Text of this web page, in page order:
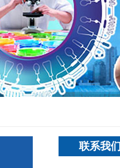
联系我们